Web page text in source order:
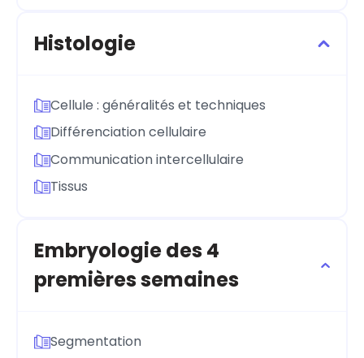
Histologie
Cellule : généralités et techniques
Différenciation cellulaire
Communication intercellulaire
Tissus
Embryologie des 4
premières semaines
Segmentation